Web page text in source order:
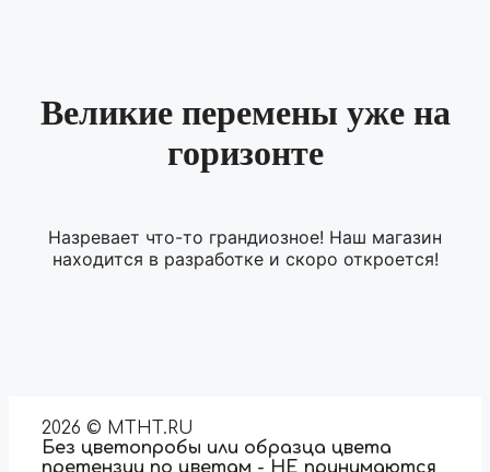
Великие перемены уже на
горизонте
Назревает что-то грандиозное! Наш магазин
находится в разработке и скоро откроется!
2026 © MTHT.RU
Без цветопробы или образца цвета
претензии по цветам - НЕ принимаются